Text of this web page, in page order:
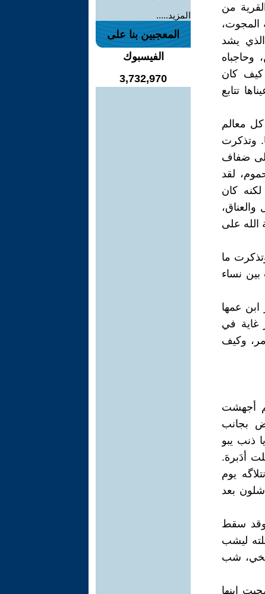
من
المجوت،
يشد
وحاجباه
كيف كان
تتابع
كل معالم
وتذكرت
ضفاف
لقد
كان
الله على
ما
نساء
ابن عمها
غاية في
وكيف
أجهشت
بجانب
ذنب يبو
أدَبرهَ.
يوم
بعد
وقد سقط
ليشب
شب
ابنها
المزيد.....
المعجبين بنا على
الفيسبوك
3,732,970